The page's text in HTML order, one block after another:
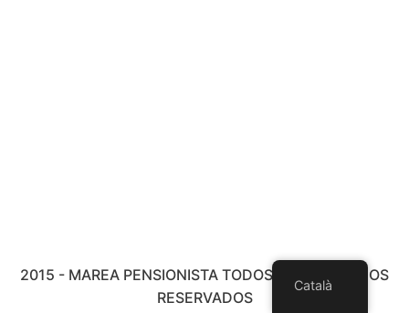
2015 - MAREA PENSIONISTA TODOS LOS DERECHOS
RESERVADOS
Català